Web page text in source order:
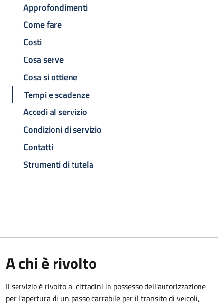
Approfondimenti
Come fare
Costi
Cosa serve
Cosa si ottiene
Tempi e scadenze
Accedi al servizio
Condizioni di servizio
Contatti
Strumenti di tutela
A chi è rivolto
Il servizio è rivolto ai cittadini in possesso dell'autorizzazione
per l'apertura di un passo carrabile per il transito di veicoli,